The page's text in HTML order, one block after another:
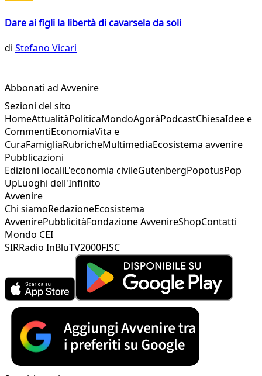
Dare ai figli la libertà di cavarsela da soli
di Stefano Vicari
Abbonati ad Avvenire
Sezioni del sito
HomeAttualitàPoliticaMondoAgoràPodcastChiesaIdee e
CommentiEconomiaVita e
CuraFamigliaRubricheMultimediaEcosistema avvenire
Pubblicazioni
Edizioni localiL'economia civileGutenbergPopotusPop
UpLuoghi dell'Infinito
Avvenire
Chi siamoRedazioneEcosistema
AvvenirePubblicitàFondazione AvvenireShopContatti
Mondo CEI
SIRRadio InBluTV2000FISC